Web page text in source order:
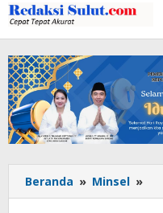
Lewati
ke
konten
Beranda » Minsel »